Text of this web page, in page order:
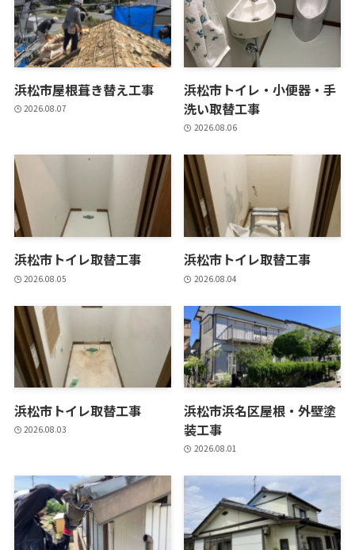
浜松市屋根葺き替え工事
2026.08.07
浜松市トイレ・小便器・手
洗い取替工事
2026.08.06
浜松市トイレ取替工事
2026.08.05
浜松市トイレ取替工事
2026.08.04
浜松市トイレ取替工事
2026.08.03
浜松市浜名区屋根・外壁塗
装工事
2026.08.01